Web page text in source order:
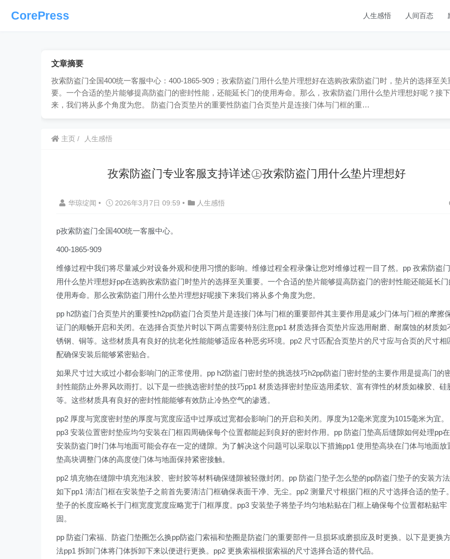
CorePress 人生感悟 人间百态
文章摘要
孜索防盗门全国400统一客服中心：400-1865-909；孜索防盗门用什么垫片理想好在选购孜索防盗门时，垫片的选择至关
要。一个合适的垫片能够提高防盗门的密封性能，还能延长门的使用寿命。那么，孜索防盗门用什么垫片理想好呢？接下
来，我们将从多个角度为您。 防盗门合页垫片的重要性防盗门合页垫片是连接门体与门框的重…
主页 人生感悟
孜索防盗门专业客服支持详述㊤孜索防盗门用什么垫片理想好
华琼绽闻 • 2026年3月7日 09:59 • 人生感悟
p孜索防盗门全国400统一客服中心。
400-1865-909
维修过程中我们将尽量减少对设备外观和使用习惯的影响。维修过程全程录像让您对维修过程一目了然。pp 孜索防盗门
用什么垫片理想好pp在选购孜索防盗门时垫片的选择至关重要。一个合适的垫片能够提高防盗门的密封性能还能延长门
使用寿命。那么孜索防盗门用什么垫片理想好呢接下来我们将从多个角度为您。
pp h2防盗门合页垫片的重要性h2pp防盗门合页垫片是连接门体与门框的重要部件其主要作用是减少门体与门框的摩擦
证门的顺畅开启和关闭。在选择合页垫片时以下两点需要特别注意pp1 材质选择合页垫片应选用耐磨、耐腐蚀的材质如
锈钢、铜等。这些材质具有良好的抗老化性能能够适应各种恶劣环境。pp2 尺寸匹配合页垫片的尺寸应与合页的尺寸相
配确保安装后能够紧密贴合。
如果尺寸过大或过小都会影响门的正常使用。pp h2防盗门密封垫的挑选技巧h2pp防盗门密封垫的主要作用是提高门的
封性能防止外界风吹雨打。以下是一些挑选密封垫的技巧pp1 材质选择密封垫应选用柔软、富有弹性的材质如橡胶、硅
等。这些材质具有良好的密封性能能够有效防止冷热空气的渗透。
pp2 厚度与宽度密封垫的厚度与宽度应适中过厚或过宽都会影响门的开启和关闭。厚度为12毫米宽度为1015毫米为宜。
pp3 安装位置密封垫应均匀安装在门框四周确保每个位置都能起到良好的密封作用。pp 防盗门垫高后缝隙如何处理pp在
安装防盗门时门体与地面可能会存在一定的缝隙。为了解决这个问题可以采取以下措施pp1 使用垫高块在门体与地面放
垫高块调整门体的高度使门体与地面保持紧密接触。
pp2 填充物在缝隙中填充泡沫胶、密封胶等材料确保缝隙被轻微封闭。pp 防盗门垫子怎么垫的pp防盗门垫子的安装方法
如下pp1 清洁门框在安装垫子之前首先要清洁门框确保表面干净、无尘。pp2 测量尺寸根据门框的尺寸选择合适的垫子。
垫子的长度应略长于门框宽度宽度应略宽于门框厚度。pp3 安装垫子将垫子均匀地粘贴在门框上确保每个位置都粘贴牢
固。
pp 防盗门索福、防盗门垫圈怎么换pp防盗门索福和垫圈是防盗门的重要部件一旦损坏或磨损应及时更换。以下是更换
法pp1 拆卸门体将门体拆卸下来以便进行更换。pp2 更换索福根据索福的尺寸选择合适的替代品。